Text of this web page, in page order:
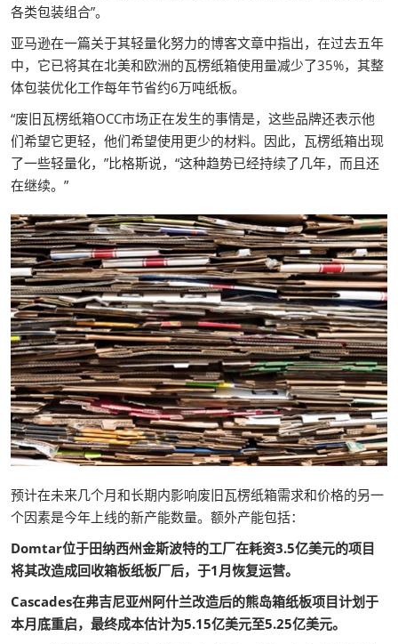
各类包装组合”。
亚马逊在一篇关于其轻量化努力的博客文章中指出，在过去五年
中，它已将其在北美和欧洲的瓦楞纸箱使用量减少了35%，其整
体包装优化工作每年节省约6万吨纸板。
“废旧瓦楞纸箱OCC市场正在发生的事情是，这些品牌还表示他
们希望它更轻，他们希望使用更少的材料。因此，瓦楞纸箱出现
了一些轻量化，”比格斯说，“这种趋势已经持续了几年，而且还
在继续。”
预计在未来几个月和长期内影响废旧瓦楞纸箱需求和价格的另一
个因素是今年上线的新产能数量。额外产能包括：
Domtar位于田纳西州金斯波特的工厂在耗资3.5亿美元的项目
将其改造成回收箱板纸板厂后，于1月恢复运营。
Cascades在弗吉尼亚州阿什兰改造后的熊岛箱纸板项目计划于
本月底重启，最终成本估计为5.15亿美元至5.25亿美元。